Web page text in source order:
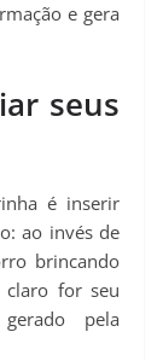
e gera
seus
é inserir
ao invés de
brincando
claro for seu
pela